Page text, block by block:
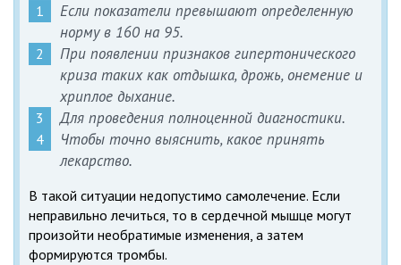
Если показатели превышают определенную
норму в 160 на 95.
При появлении признаков гипертонического
криза таких как отдышка, дрожь, онемение и
хриплое дыхание.
Для проведения полноценной диагностики.
Чтобы точно выяснить, какое принять
лекарство.
В такой ситуации недопустимо самолечение. Если
неправильно лечиться, то в сердечной мышце могут
произойти необратимые изменения, а затем
формируются тромбы.